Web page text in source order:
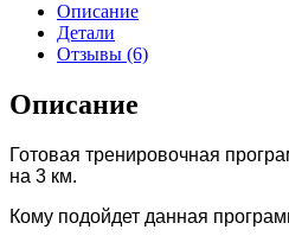
Описание
Детали
Отзывы (6)
Описание
Готовая тренировочная
на 3 км.
Кому подойдет данная